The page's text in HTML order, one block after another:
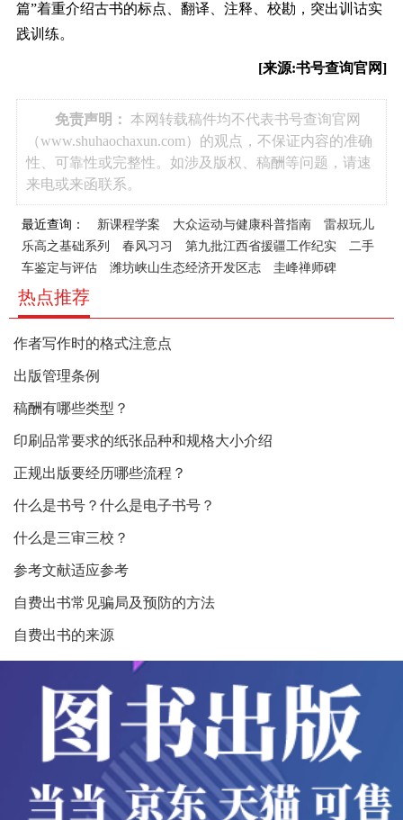
篇”着重介绍古书的标点、翻译、注释、校勘，突出训诂实
践训练。
[来源:书号查询官网]
免责声明： 本网转载稿件均不代表书号查询官网
（www.shuhaochaxun.com）的观点，不保证内容的准确
性、可靠性或完整性。如涉及版权、稿酬等问题，请速
来电或来函联系。
最近查询： 新课程学案 大众运动与健康科普指南
雷叔玩儿
乐高之基础系列
春风习习 第九批江西省援疆工作纪实
二手
车鉴定与评估
潍坊峡山生态经济开发区志 圭峰禅师碑
热点推荐
作者写作时的格式注意点
出版管理条例
稿酬有哪些类型？
印刷品常要求的纸张品种和规格大小介绍
正规出版要经历哪些流程？
什么是书号？什么是电子书号？
什么是三审三校？
参考文献适应参考
自费出书常见骗局及预防的方法
自费出书的来源